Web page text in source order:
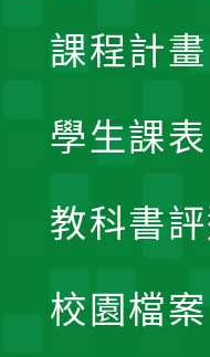
課程計畫
學生課表
教科書
校園檔案